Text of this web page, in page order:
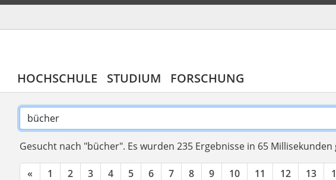
HOCHSCHULE STUDIUM FORSCHUNG
Gesucht nach "bücher". Es wurden 235 Ergebnisse in 65 Millisekunden
« 1 2 3 4 5 6 7 8 9 10 11 12 13